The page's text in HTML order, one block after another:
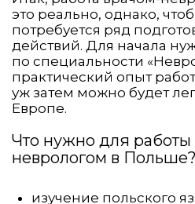
это реально, однако,
потребуется ряд
действий. Для начала
по специальности
практический опыт
уж затем можно будет
Европе.
Что нужно для работы
неврологом в Польше?
изучение польского